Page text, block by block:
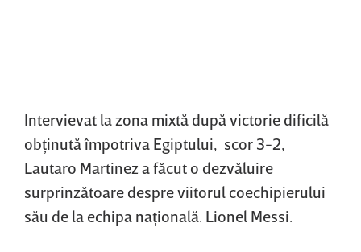
Intervievat la zona mixtă după victorie dificilă
obţinută împotriva Egiptului, scor 3-2,
Lautaro Martinez a făcut o dezvăluire
surprinzătoare despre viitorul coechipierului
său de la echipa naţională. Lionel Messi.